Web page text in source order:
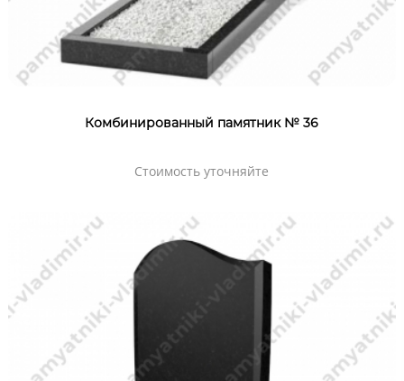
Комбинированный памятник № 36
Стоимость уточняйте